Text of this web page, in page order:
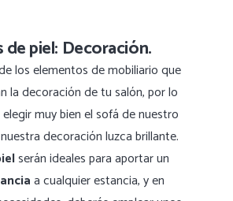
de piel: Decoración.
los elementos de mobiliario que
la decoración de tu salón, por lo
muy bien el sofá de nuestro
decoración luzca brillante.
serán ideales para aportar un
a cualquier estancia, y en